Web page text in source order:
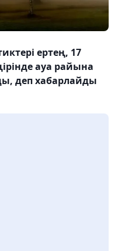
ертең, 17
ауа райына
деп хабарлайды